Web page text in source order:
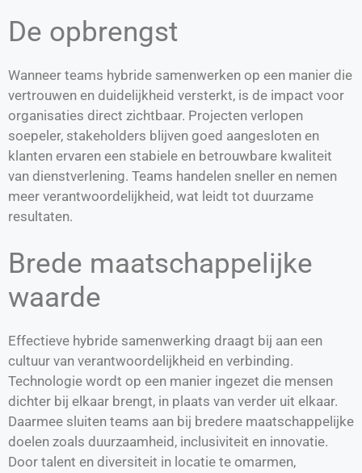
De opbrengst
Wanneer teams hybride samenwerken op een manier die
vertrouwen en duidelijkheid versterkt, is de impact voor
organisaties direct zichtbaar. Projecten verlopen
soepeler, stakeholders blijven goed aangesloten en
klanten ervaren een stabiele en betrouwbare kwaliteit
van dienstverlening. Teams handelen sneller en nemen
meer verantwoordelijkheid, wat leidt tot duurzame
resultaten.
Brede maatschappelijke
waarde
Effectieve hybride samenwerking draagt bij aan een
cultuur van verantwoordelijkheid en verbinding.
Technologie wordt op een manier ingezet die mensen
dichter bij elkaar brengt, in plaats van verder uit elkaar.
Daarmee sluiten teams aan bij bredere maatschappelijke
doelen zoals duurzaamheid, inclusiviteit en innovatie.
Door talent en diversiteit in locatie te omarmen,